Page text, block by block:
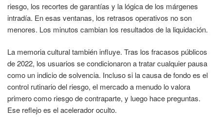
riesgo, los recortes de garantías y la lógica de los márgenes
intradía. En esas ventanas, los retrasos operativos no son
menores. Los minutos cambian los resultados de la liquidación.
La memoria cultural también influye. Tras los fracasos públicos
de 2022, los usuarios se condicionaron a tratar cualquier pausa
como un indicio de solvencia. Incluso si la causa de fondo es el
control rutinario del riesgo, el mercado a menudo lo valora
primero como riesgo de contraparte, y luego hace preguntas.
Ese reflejo es el acelerador oculto.